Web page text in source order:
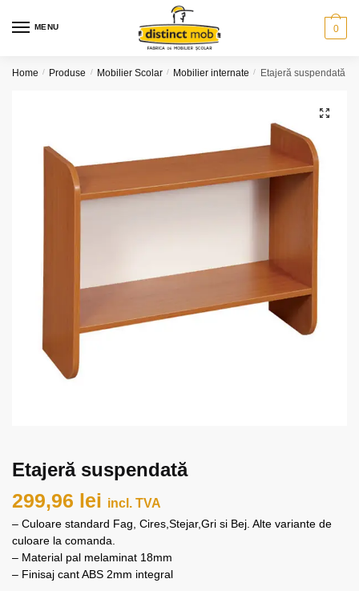
MENU 0
Home / Produse / Mobilier Scolar / Mobilier internate / Etajeră suspendată
🔍
Etajeră suspendată
299,96 lei incl. TVA
– Culoare standard Fag, Cires,Stejar,Gri si Bej. Alte variante de
culoare la comanda.
– Material pal melaminat 18mm
– Finisaj cant ABS 2mm integral